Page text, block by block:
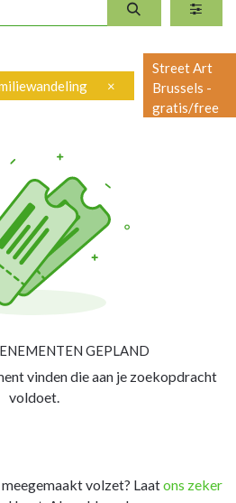
×
Street Art
Brussels -
gratis/free
GEPLAND
vinden die aan je zoekopdracht
voldoet.
volzet? Laatons zeker